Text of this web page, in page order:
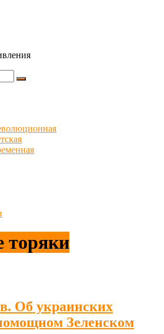
торяки
Об украинских
Зеленском